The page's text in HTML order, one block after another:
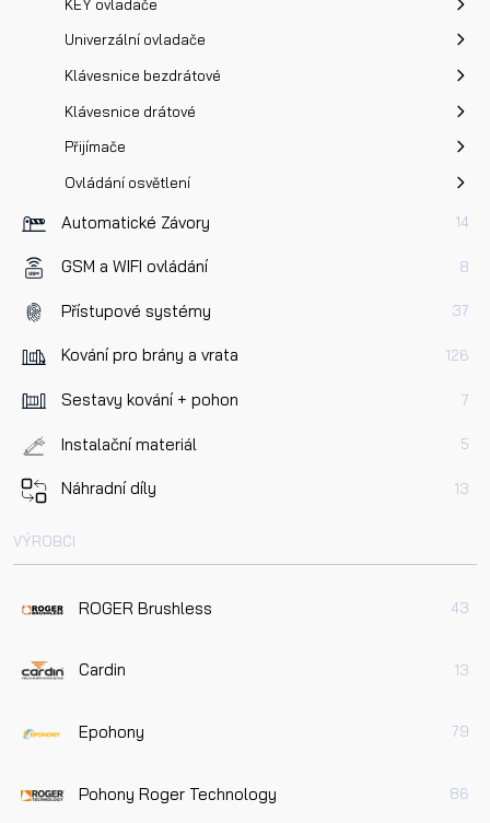
KEY ovladače
Univerzální ovladače
Klávesnice bezdrátové
Klávesnice drátové
Přijímače
Ovládání osvětlení
Automatické Závory 14
GSM a WIFI ovládání 8
Přístupové systémy 37
Kování pro brány a vrata 126
Sestavy kování + pohon 7
Instalační materiál 5
Náhradní díly 13
VÝROBCI
ROGER Brushless 43
Cardin 13
Epohony 79
Pohony Roger Technology 86